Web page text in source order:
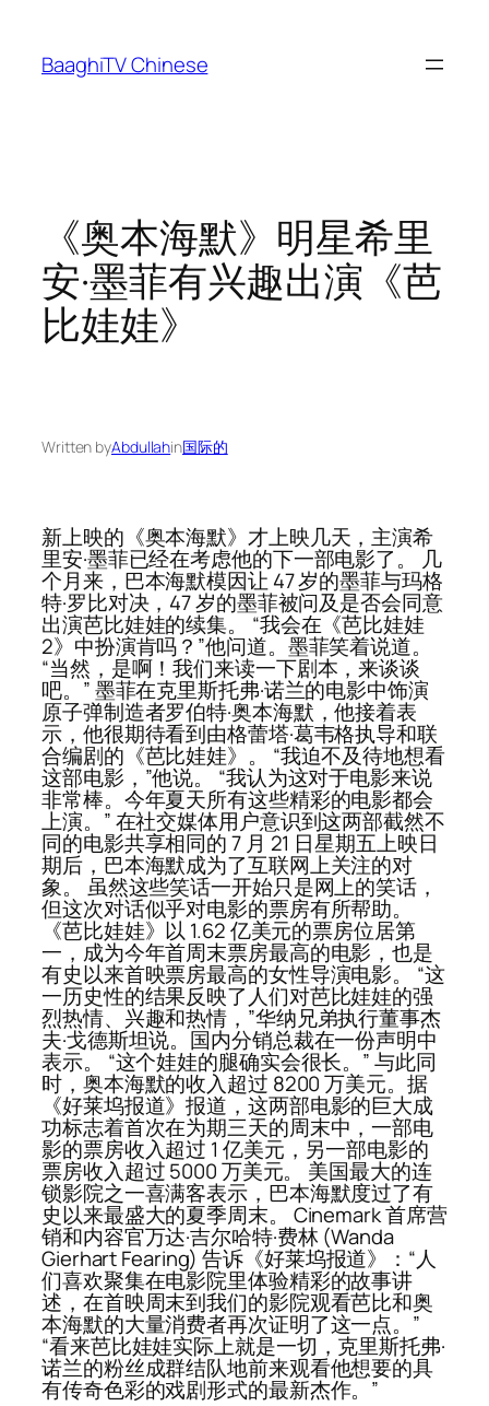
content
BaaghiTV Chinese
《奥本海默》明星希里
安·墨菲有兴趣出演《芭
比娃娃》
Written byAbdullahin国际的
新上映的《奥本海默》才上映几天，主演希
里安·墨菲已经在考虑他的下一部电影了。 几
个月来，巴本海默模因让 47 岁的墨菲与玛格
特·罗比对决，47 岁的墨菲被问及是否会同意
出演芭比娃娃的续集。 “我会在《芭比娃娃
2》中扮演肯吗？”他问道。墨菲笑着说道。
“当然，是啊！我们来读一下剧本，来谈谈
吧。” 墨菲在克里斯托弗·诺兰的电影中饰演
原子弹制造者罗伯特·奥本海默，他接着表
示，他很期待看到由格蕾塔·葛韦格执导和联
合编剧的《芭比娃娃》。 “我迫不及待地想看
这部电影，”他说。 “我认为这对于电影来说
非常棒。今年夏天所有这些精彩的电影都会
上演。” 在社交媒体用户意识到这两部截然不
同的电影共享相同的 7 月 21 日星期五上映日
期后，巴本海默成为了互联网上关注的对
象。 虽然这些笑话一开始只是网上的笑话，
但这次对话似乎对电影的票房有所帮助。
《芭比娃娃》以 1.62 亿美元的票房位居第
一，成为今年首周末票房最高的电影，也是
有史以来首映票房最高的女性导演电影。 “这
一历史性的结果反映了人们对芭比娃娃的强
烈热情、兴趣和热情，”华纳兄弟执行董事杰
夫·戈德斯坦说。国内分销总裁在一份声明中
表示。 “这个娃娃的腿确实会很长。” 与此同
时，奥本海默的收入超过 8200 万美元。据
《好莱坞报道》报道，这两部电影的巨大成
功标志着首次在为期三天的周末中，一部电
影的票房收入超过 1 亿美元，另一部电影的
票房收入超过 5000 万美元。 美国最大的连
锁影院之一喜满客表示，巴本海默度过了有
史以来最盛大的夏季周末。 Cinemark 首席营
销和内容官万达·吉尔哈特·费林 (Wanda
Gierhart Fearing) 告诉《好莱坞报道》：“人
们喜欢聚集在电影院里体验精彩的故事讲
述，在首映周末到我们的影院观看芭比和奥
本海默的大量消费者再次证明了这一点。”
“看来芭比娃娃实际上就是一切，克里斯托弗·
诺兰的粉丝成群结队地前来观看他想要的具
有传奇色彩的戏剧形式的最新杰作。”